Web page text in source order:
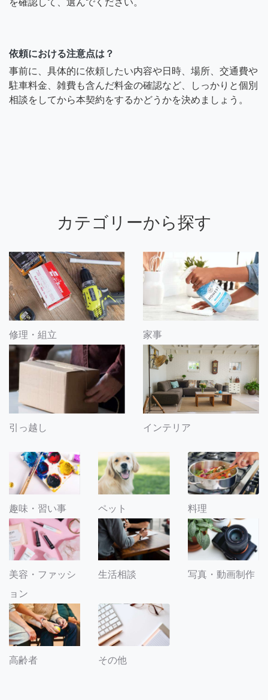
を確認して、選んでください。
依頼における注意点は？
事前に、具体的に依頼したい内容や日時、場所、交通費や
駐車料金、雑費も含んだ料金の確認など、しっかりと個別
相談をしてから本契約をするかどうかを決めましょう。
カテゴリーから探す
修理・組立 家事
引っ越し インテリア
趣味・習い事 ペット 料理
美容・ファッシ
ョン
生活相談 写真・動画制作
高齢者 その他